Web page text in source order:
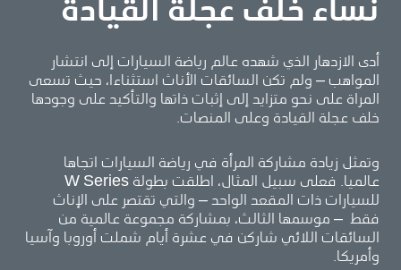
نساء خلف عجلة القيادة
أدى الازدهار الذي شهده عالم رياضة السيارات إلى انتشار
المواهب – ولم تكن السائقات الأناث استثناءا، حيث تسعى
المراة على نحو متزايد إلى إثبات ذاتها والتأكيد على وجودها
خلف عجلة القيادة وعلى المنصات.
وتمثل زيادة مشاركة المرأة في رياضة السيارات اتجاها
عالميا. فعلى سبيل المثال، اطلقت بطولة W Series
للسيارات ذات المقعد الواحد – والتي تقتصر على الإناث
فقط – موسمها الثالث، بمشاركة مجموعة عالمية من
السائقات اللائي شاركن في عشرة أيام شملت أوروبا وآسيا
وأمريكا.